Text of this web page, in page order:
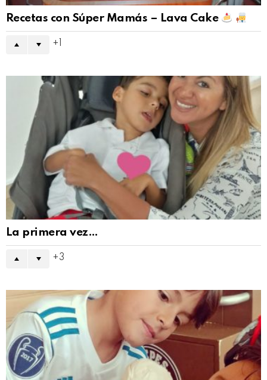
Recetas con Súper Mamás – Lava Cake
La primera vez…
3